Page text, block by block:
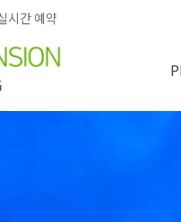
시간 예약